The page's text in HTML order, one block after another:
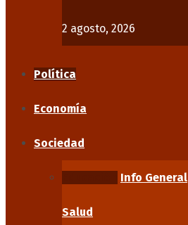
2 agosto, 2026
Política
Economía
Sociedad
Info General
Salud